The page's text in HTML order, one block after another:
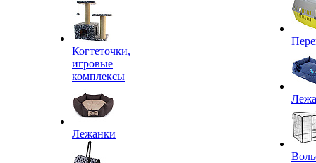
Когтеточки,
игровые
комплексы
Лежанки